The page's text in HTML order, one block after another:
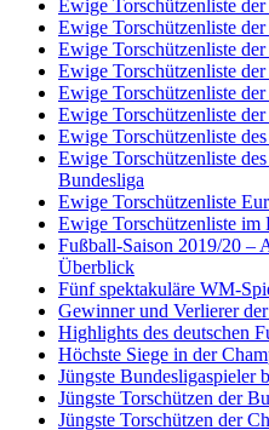
Ewige Torschützenliste
Ewige Torschützenliste
Ewige Torschützenliste
Ewige Torschützenliste
Ewige Torschützenliste
Ewige Torschützenliste
Ewige Torschützenliste
Ewige Torschützenliste
Bundesliga
Ewige Torschützenliste
Ewige Torschützenliste im
Fußball-Saison 2019/20 –
Überblick
Fünf spektakuläre WM-
Gewinner und Verlierer
Highlights des deutschen
Höchste Siege in der
Jüngste Bundesligaspieler
Jüngste Torschützen der
Jüngste Torschützen der